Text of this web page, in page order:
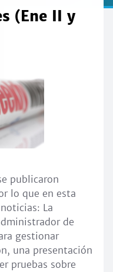
(Ene II y
publicaron
lo que en esta
La
de
gestionar
una presentación
pruebas sobre